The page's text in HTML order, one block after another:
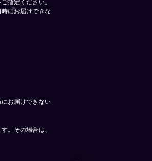
指定ください。
にお届けできな
お届けできない
。 その場合は、